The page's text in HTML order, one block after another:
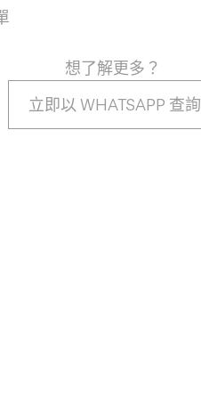
想了解更多？
立即以 WHATSAPP 查詢